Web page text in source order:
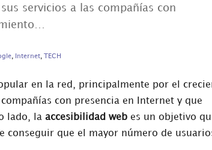
servicios a las compañías con
, Internet, TECH
en la red, principalmente por el
con presencia en Internet y que
lado, la accesibilidad web es un objetivo
conseguir que el mayor número de